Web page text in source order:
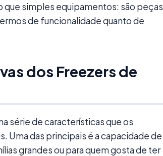
que simples equipamentos: são peças
de funcionalidade quanto de
dos Freezers de
série de características que os
Uma das principais é a capacidade de
grandes ou para quem gosta de ter